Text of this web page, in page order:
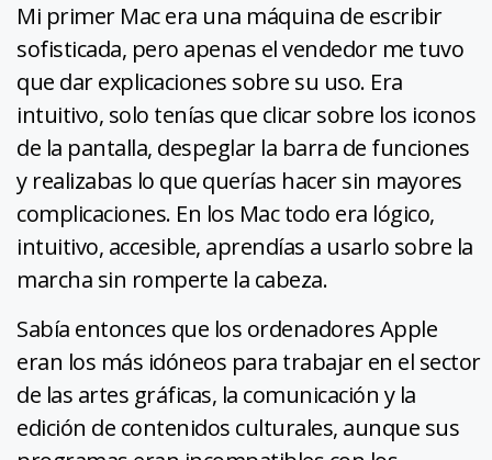
Mi primer Mac era una máquina de escribir
sofisticada, pero apenas el vendedor me tuvo
que dar explicaciones sobre su uso. Era
intuitivo, solo tenías que clicar sobre los iconos
de la pantalla, despeglar la barra de funciones
y realizabas lo que querías hacer sin mayores
complicaciones. En los Mac todo era lógico,
intuitivo, accesible, aprendías a usarlo sobre la
marcha sin romperte la cabeza.
Sabía entonces que los ordenadores Apple
eran los más idóneos para trabajar en el sector
de las artes gráficas, la comunicación y la
edición de contenidos culturales, aunque sus